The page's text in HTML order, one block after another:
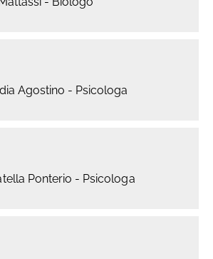
Agostino - Psicologa
Ponterio - Psicologa